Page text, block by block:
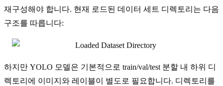
재구성해야 합니다. 현재 로드된 데이터 세트 디렉토리는 다음
구조를 따릅니다:
하지만 YOLO 모델은 기본적으로 train/val/test 분할 내 하위 디
렉토리에 이미지와 레이블이 별도로 필요합니다. 디렉토리를